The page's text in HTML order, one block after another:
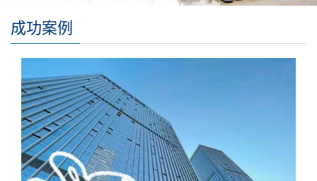
成功案例